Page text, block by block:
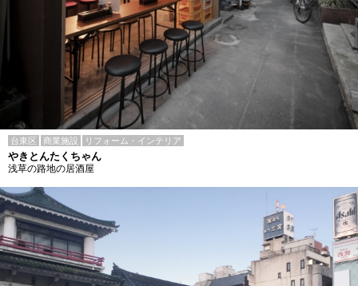
台東区 商業施設 リフォーム・インテリア
やきとんたくちゃん
浅草の路地の居酒屋